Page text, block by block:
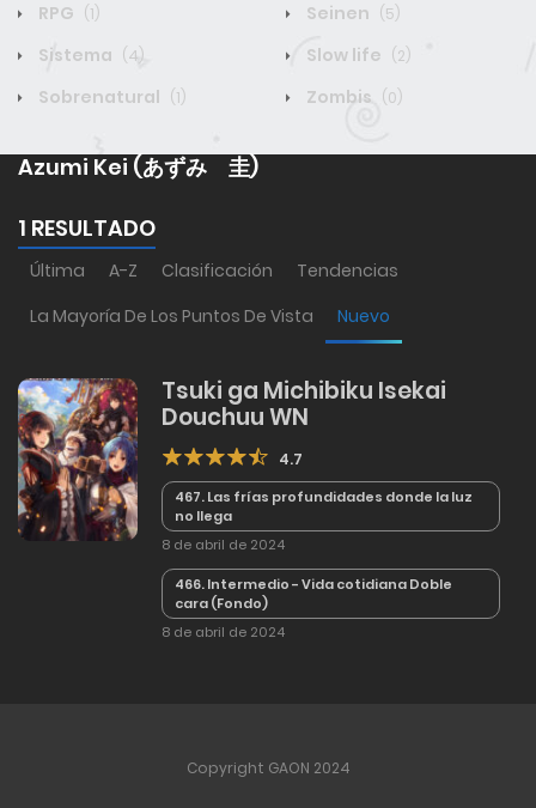
RPG (1) Seinen (5)
Sistema (4) Slow life (2)
Sobrenatural (1) Zombis (0)
Azumi Kei (あずみ 圭)
1 RESULTADO
Última A-Z Clasificación
Tendencias
La Mayoría De Los Puntos De Vista
Nuevo
Tsuki ga Michibiku Isekai
Douchuu WN
4.7
467. Las frías profundidades donde la luz
no llega
8 de abril de 2024
466. Intermedio - Vida cotidiana Doble
cara (Fondo)
8 de abril de 2024
Copyright GAON 2024